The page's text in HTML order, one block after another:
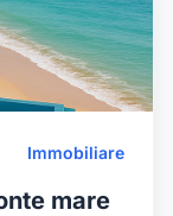
Immobiliare
mare